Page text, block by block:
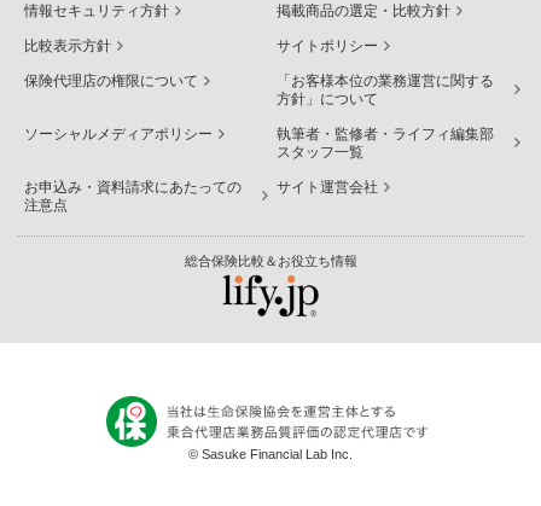
情報セキュリティ方針 掲載商品の選定・比較方針
比較表示方針 サイトポリシー
保険代理店の権限について
「お客様本位の業務運営に関する
方針」について
ソーシャルメディアポリシー
執筆者・監修者・ライフィ編集部
スタッフ一覧
お申込み・資料請求にあたっての
注意点
サイト運営会社
総合保険比較＆お役立ち情報
© Sasuke Financial Lab Inc.